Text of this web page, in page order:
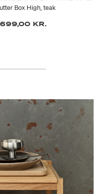
Box High, teak
KR.